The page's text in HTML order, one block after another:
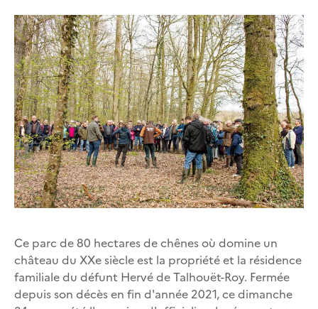
Ce parc de 80 hectares de chênes où domine un
château du XXe siècle est la propriété et la résidence
familiale du défunt Hervé de Talhouët-Roy. Fermée
depuis son décès en fin d'année 2021, ce dimanche